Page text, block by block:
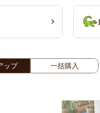
ップ 一括購入